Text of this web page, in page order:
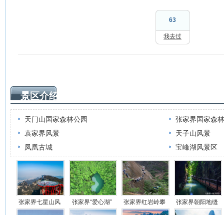
63
我去过
景区介绍
天门山国家森林公园
张家界国家森
袁家界风景
天子山风景
凤凰古城
宝峰湖风景区
张家界七星山风
张家界“爱心湖”
张家界红岩岭攀
张家界朝阳地缝